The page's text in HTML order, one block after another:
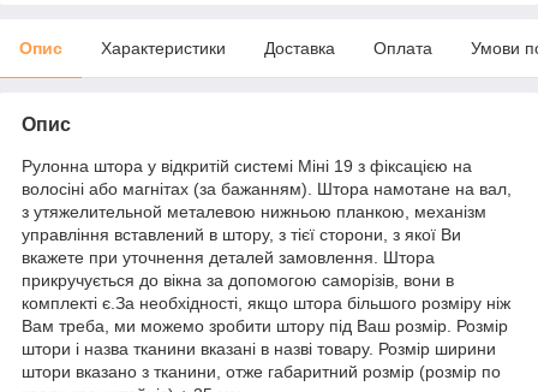
Опис Характеристики Доставка Оплата Умови
Опис
Рулонна штора у відкритій системі Міні 19 з фіксацією на
волосіні або магнітах (за бажанням). Штора намотане на вал,
з утяжелительной металевою нижньою планкою, механізм
управління вставлений в штору, з тієї сторони, з якої Ви
вкажете при уточнення деталей замовлення. Штора
прикручується до вікна за допомогою саморізів, вони в
комплекті є.За необхідності, якщо штора більшого розміру ніж
Вам треба, ми можемо зробити штору під Ваш розмір. Розмір
штори і назва тканини вказані в назві товару. Розмір ширини
штори вказано з тканини, отже габаритний розмір (розмір по